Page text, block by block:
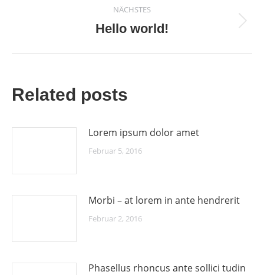
NÄCHSTES
Nächster
Hello world!
Related posts
Lorem ipsum dolor amet
Februar 5, 2016
Morbi – at lorem in ante hendrerit
Februar 2, 2016
Phasellus rhoncus ante sollici tudin